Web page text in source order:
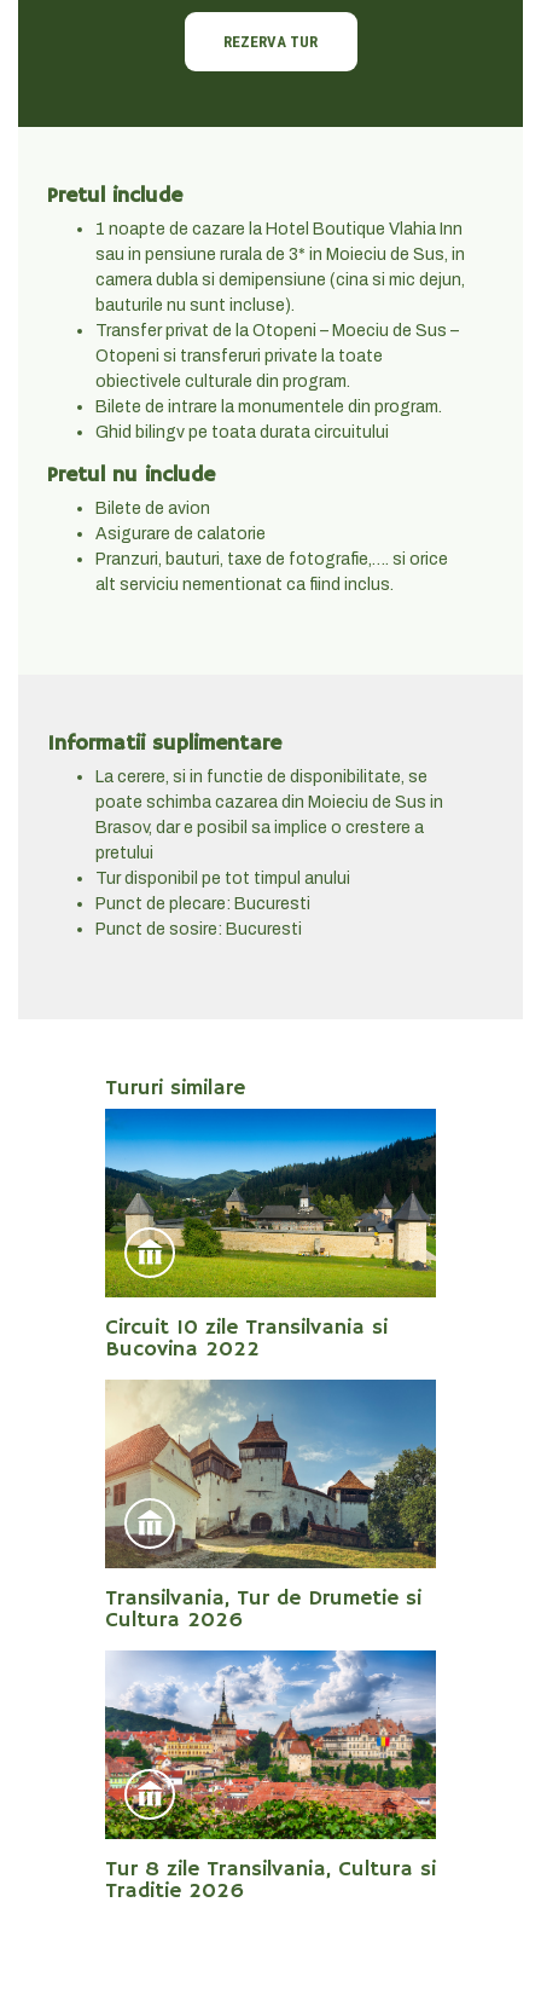
REZERVA TUR
Pretul include
1 noapte de cazare la Hotel Boutique Vlahia Inn
sau in pensiune rurala de 3* in Moieciu de Sus, in
camera dubla si demipensiune (cina si mic dejun,
bauturile nu sunt incluse).
Transfer privat de la Otopeni – Moeciu de Sus –
Otopeni si transferuri private la toate
obiectivele culturale din program.
Bilete de intrare la monumentele din program.
Ghid bilingv pe toata durata circuitului
Pretul nu include
Bilete de avion
Asigurare de calatorie
Pranzuri, bauturi, taxe de fotografie,…. si orice
alt serviciu nementionat ca fiind inclus.
Informatii suplimentare
La cerere, si in functie de disponibilitate, se
poate schimba cazarea din Moieciu de Sus in
Brasov, dar e posibil sa implice o crestere a
pretului
Tur disponibil pe tot timpul anului
Punct de plecare: Bucuresti
Punct de sosire: Bucuresti
Tururi similare
Circuit 10 zile Transilvania si
Bucovina 2022
Transilvania, Tur de Drumetie si
Cultura 2026
Tur 8 zile Transilvania, Cultura si
Traditie 2026